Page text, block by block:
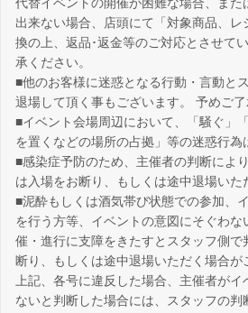
代替イベントの開催が困難な場合、ま
出来ない場合、店頭にて「対象商品、
換の上、返品･返金等のご対応とさせて
承ください。
■他のお客様に迷惑となる行動・言動と
退場して頂く事もございます。 予めご了
■イベント会場周辺において、「騒ぐ」
を置くなどの場所の占拠」等の迷惑行為
■感染症予防のため、主催者の判断によ
は入場をお断り、もしくは途中退場いた
■泥酔もしくは酒気帯び状態での参加、
を行う方等、イベントの意図にそぐわな
催・進行に支障をきたすとスタッフ側で
断り、もしくは途中退場いただく場合が
上記、各号に違反した場合、主催者がイ
ないと判断した場合には、スタッフの判